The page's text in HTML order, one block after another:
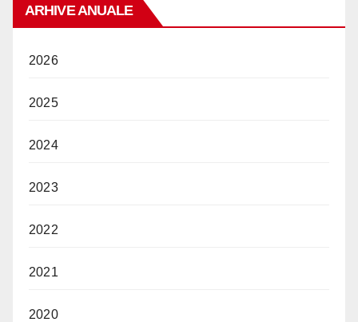
ARHIVE ANUALE
2026
2025
2024
2023
2022
2021
2020